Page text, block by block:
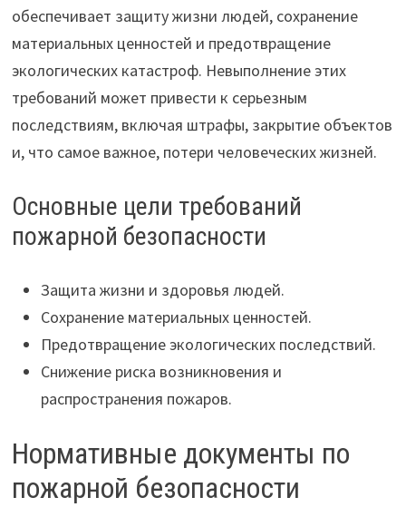
обеспечивает защиту жизни людей, сохранение
материальных ценностей и предотвращение
экологических катастроф. Невыполнение этих
требований может привести к серьезным
последствиям, включая штрафы, закрытие объектов
и, что самое важное, потери человеческих жизней.
Основные цели требований
пожарной безопасности
Защита жизни и здоровья людей.
Сохранение материальных ценностей.
Предотвращение экологических последствий.
Снижение риска возникновения и
распространения пожаров.
Нормативные документы по
пожарной безопасности